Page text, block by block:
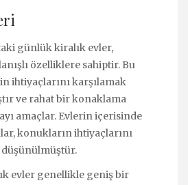
günlük kiralık evler,
özelliklere sahiptir. Bu
ihtiyaçlarını karşılamak
ve rahat bir konaklama
amaçlar. Evlerin içerisinde
konukların ihtiyaçlarını
evler genellikle geniş bir